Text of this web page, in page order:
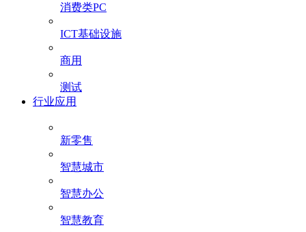
消费类PC
ICT基础设施
商用
测试
行业应用
新零售
智慧城市
智慧办公
智慧教育